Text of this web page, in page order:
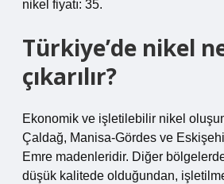
nikel fiyatı: 35.
Türkiye’de nikel
çıkarılır?
Ekonomik ve işletilebilir nikel
Çaldağ, Manisa-Gördes ve
Emre madenleridir. Diğer
düşük kalitede olduğundan,